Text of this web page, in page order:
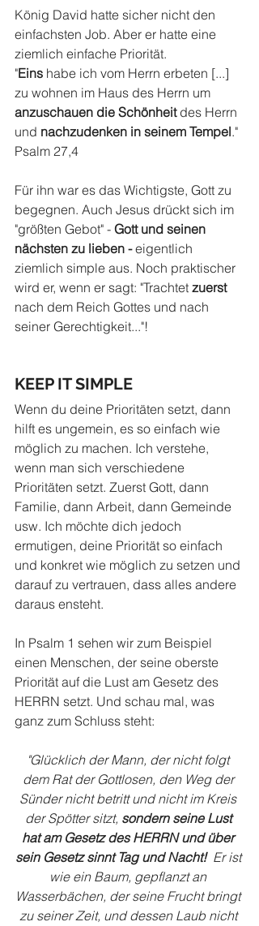
König David hatte sicher nicht den
einfachsten Job. Aber er hatte eine
ziemlich einfache Priorität.
"Eins habe ich vom Herrn erbeten [...]
zu wohnen im Haus des Herrn um
anzuschauen die Schönheit des Herrn
und nachzudenken in seinem Tempel."
Psalm 27,4
Für ihn war es das Wichtigste, Gott zu
begegnen. Auch Jesus drückt sich im
"größten Gebot" - Gott und seinen
nächsten zu lieben - eigentlich
ziemlich simple aus. Noch praktischer
wird er, wenn er sagt: "Trachtet zuerst
nach dem Reich Gottes und nach
seiner Gerechtigkeit..."!
KEEP IT SIMPLE
Wenn du deine Prioritäten setzt, dann
hilft es ungemein, es so einfach wie
möglich zu machen. Ich verstehe,
wenn man sich verschiedene
Prioritäten setzt. Zuerst Gott, dann
Familie, dann Arbeit, dann Gemeinde
usw. Ich möchte dich jedoch
ermutigen, deine Priorität so einfach
und konkret wie möglich zu setzen und
darauf zu vertrauen, dass alles andere
daraus ensteht.
In Psalm 1 sehen wir zum Beispiel
einen Menschen, der seine oberste
Priorität auf die Lust am Gesetz des
HERRN setzt. Und schau mal, was
ganz zum Schluss steht:
"Glücklich der Mann, der nicht folgt
dem Rat der Gottlosen, den Weg der
Sünder nicht betritt und nicht im Kreis
der Spötter sitzt, sondern seine Lust
hat am Gesetz des HERRN und über
sein Gesetz sinnt Tag und Nacht!
  Er ist
wie ein Baum, gepflanzt an
Wasserbächen, der seine Frucht bringt
zu seiner Zeit, und dessen Laub nicht